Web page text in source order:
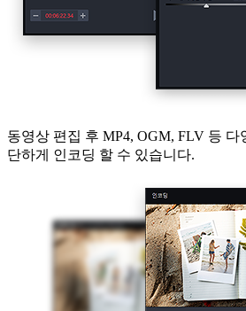
동영상 편집 후 MP4, OGM, FLV 등
단하게 인코딩 할 수 있습니다.